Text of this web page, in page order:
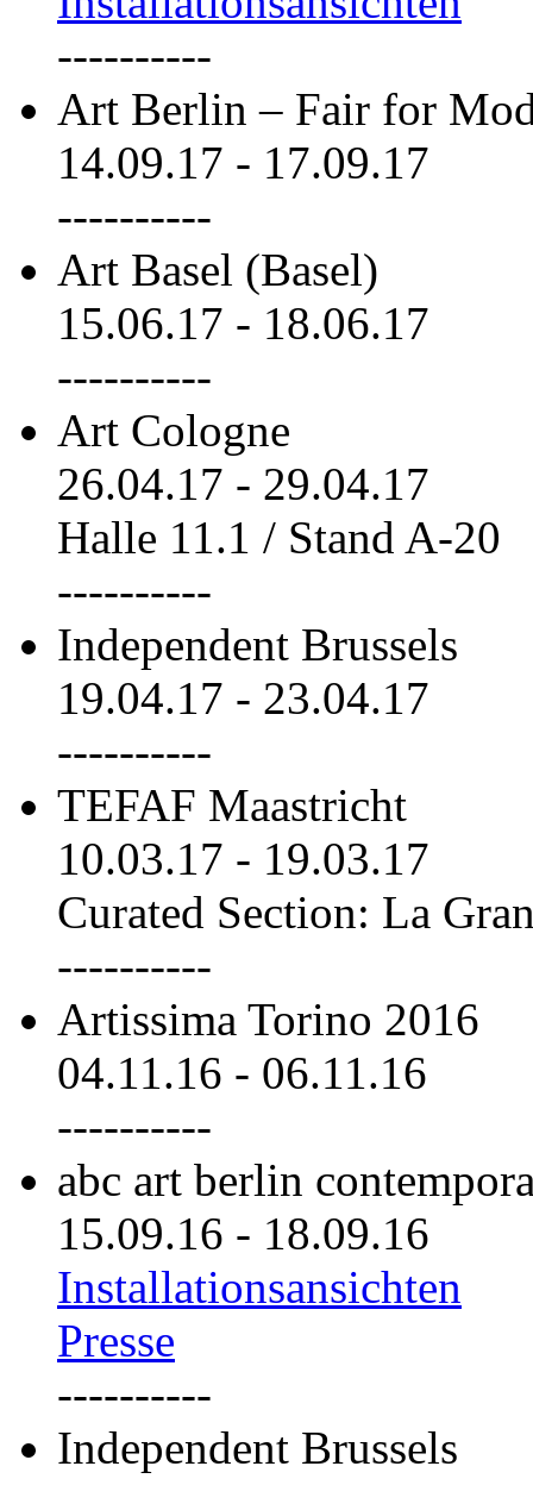
----------
Art Berlin – Fair for
14.09.17 - 17.09.17
----------
Art Basel (Basel)
15.06.17 - 18.06.17
----------
Art Cologne
26.04.17 - 29.04.17
Halle 11.1 / Stand A-20
----------
Independent Brussels
19.04.17 - 23.04.17
----------
TEFAF Maastricht
10.03.17 - 19.03.17
Curated Section: La
----------
Artissima Torino 2016
04.11.16 - 06.11.16
----------
abc art berlin
15.09.16 - 18.09.16
Installationsansichten
Presse
----------
Independent Brussels